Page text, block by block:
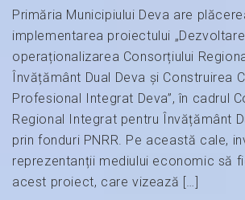
Primăria Municipiului Deva are
implementarea proiectului
operaționalizarea Consorțiului
Învățământ Dual Deva și Construirea
Profesional Integrat Deva”, în cadrul
Regional Integrat pentru Învățământ
prin fonduri PNRR. Pe această cale,
reprezentanții mediului economic să
acest proiect, care vizează […]